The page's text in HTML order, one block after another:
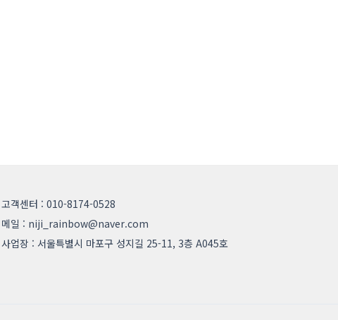
고객센터 : 010-8174-0528
메일 : niji_rainbow@naver.com
사업장 : 서울특별시 마포구 성지길 25-11, 3층 A045호